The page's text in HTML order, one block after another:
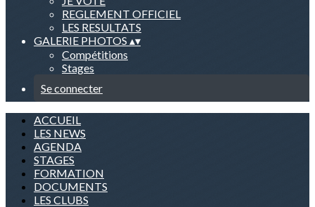
REGLEMENT OFFICIEL
LES RESULTATS
GALERIE PHOTOS ▴▾
Compétitions
Stages
Se connecter
ACCUEIL
LES NEWS
AGENDA
STAGES
FORMATION
DOCUMENTS
LES CLUBS